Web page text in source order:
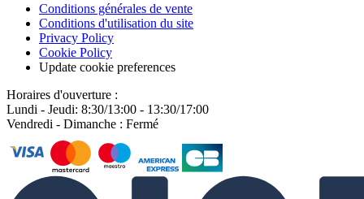
Conditions générales de vente
Conditions d'utilisation du site
Privacy Policy
Cookie Policy
Update cookie preferences
Horaires d'ouverture :
Lundi - Jeudi: 8:30/13:00 - 13:30/17:00
Vendredi - Dimanche : Fermé